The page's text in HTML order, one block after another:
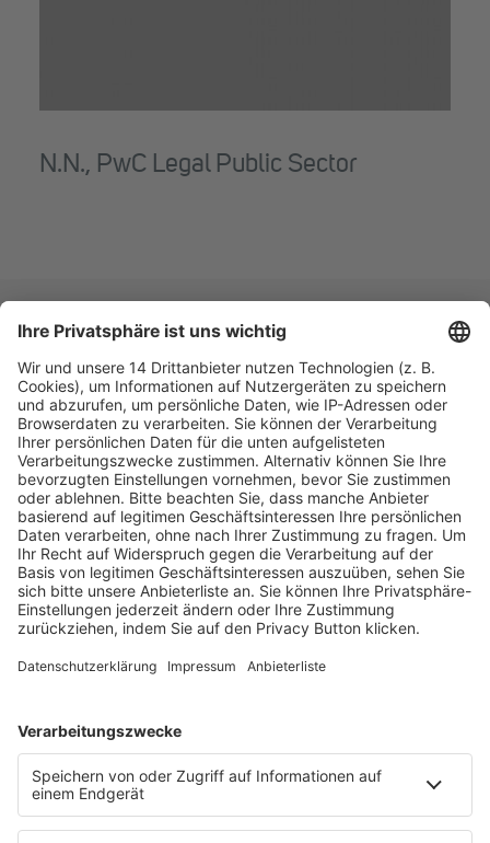
N.N., PwC Legal Public Sector
Fachmedien Recht und Wirtschaft
Ein Fachbereich der
dfv Mediengruppe
Mainzer Landstr. 251
60326 Frankfurt am Main
E-Mail:info@ruw.de
Web:https://www.ruw.de
AGB
Datenschutzerklärung
Genderhinweis
Cookie-Einstellungen